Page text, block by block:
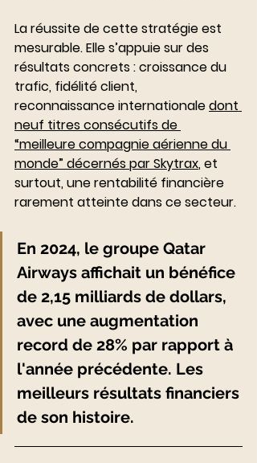
La réussite de cette stratégie est
mesurable. Elle s’appuie sur des
résultats concrets : croissance du
trafic, fidélité client,
reconnaissance internationale dont
neuf titres consécutifs de
“meilleure compagnie aérienne du
monde” décernés par Skytrax, et
surtout, une rentabilité financière
rarement atteinte dans ce secteur.
En 2024, le groupe Qatar
Airways affichait un bénéfice
de 2,15 milliards de dollars,
avec une augmentation
record de 28% par rapport à
l'année précédente. Les
meilleurs résultats financiers
de son histoire.